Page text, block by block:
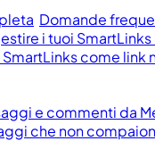
Domande
i tuoi
come link
e commenti da
che non